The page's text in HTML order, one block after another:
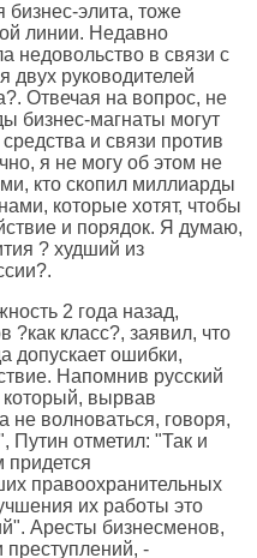
бизнес-элита, тоже
линии. Недавно
недовольство в связи с
двух руководителей
Отвечая на вопрос, не
бизнес-магнаты могут
и связи против
я не могу об этом не
кто скопил миллиарды
которые хотят, чтобы
и порядок. Я думаю,
? худший из
2 года назад,
?как класс?, заявил, что
допускает ошибки,
Напомнив русский
который, вырвав
не волноваться, говоря,
Путин отметил: "Так и
придется
правоохранительных
их работы это
Аресты бизнесменов,
-